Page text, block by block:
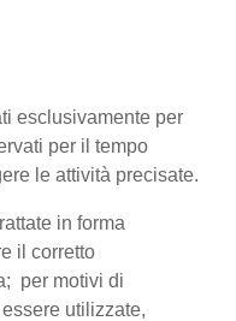
esclusivamente per
per il tempo
le attività precisate.
in forma
il corretto
per motivi di
utilizzate,